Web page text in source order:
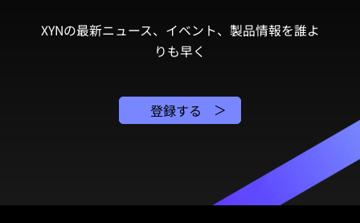
XYNの最新ニュース、イベント、製品情報を誰よ
りも早く
登録する